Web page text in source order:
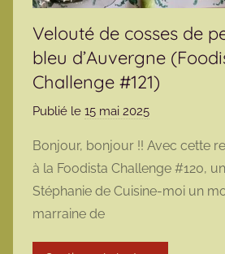
Velouté de cosses de
bleu d’Auvergne
Challenge #121)
Publié le 15 mai 2025
m
a
Bonjour, bonjour !! Avec cette
à la Foodista Challenge #120,
Stéphanie de Cuisine-moi un
marraine de